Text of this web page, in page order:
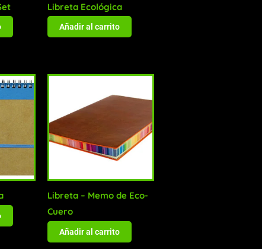
Libreta Ecológica
Añadir al carrito
Libreta – Memo de Eco-
Cuero
Añadir al carrito